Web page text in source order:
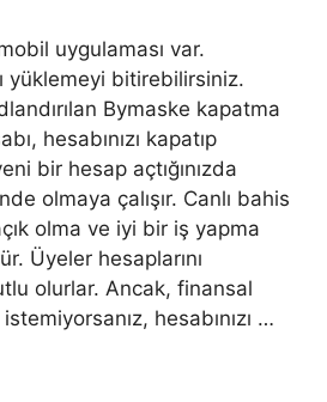
uygulaması var.
yüklemeyi bitirebilirsiniz.
Bymaske kapatma
hesabınızı kapatıp
bir hesap açtığınızda
olmaya çalışır. Canlı bahis
olma ve iyi bir iş yapma
Üyeler hesaplarını
olurlar. Ancak, finansal
hesabınızı …